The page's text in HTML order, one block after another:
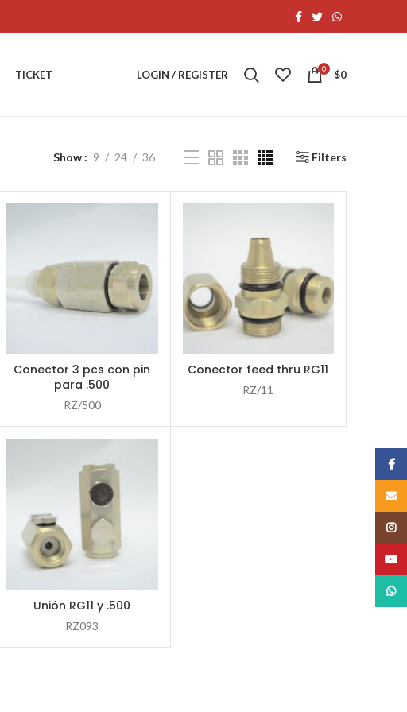
TICKET LOGIN / REGISTER 0 $0
Show 9 24 36 Filters
LEER MÁS
Conector 3 pcs con pin
para .500
RZ/500
LEER MÁS
Conector feed thru RG11
RZ/11
LEER MÁS
Unión RG11 y .500
RZ093
Email